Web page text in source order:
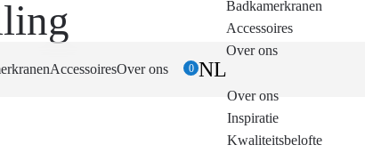
AccessoiresOver ons 0 NL
Badkamerkranen
Accessoires
Over ons
Over ons
Inspiratie
Kwaliteitsbelofte